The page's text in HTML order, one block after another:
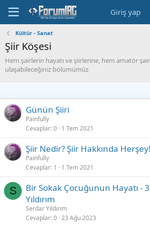
Giriş yap
Kültür - Sanat
Şiir Köşesi
Hem şairlerin hayatı ve şiirlerine, hem amatör
ulaşabileceğiniz bölümümüz
Günün Şiiri
Painfully
Cevaplar 0 1 Tem 2021
Şiir Nedir? Şiir Hakkında Herşey!
Painfully
Cevaplar 1 1 Tem 2021
S
Bir Sokak Çocuğunun Hayatı -
Yıldırım
Serdar Yıldırım
Cevaplar 0 23 Ağu 2023